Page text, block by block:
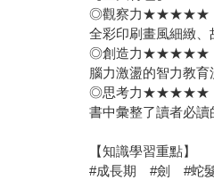
◎觀察力★★★★★
全彩印刷畫風細緻、
◎創造力★★★★★
腦力激盪的智力教育
◎思考力★★★★★
書中彙整了讀者必讀
【知識學習重點】
#成長期 #劍 #蛇